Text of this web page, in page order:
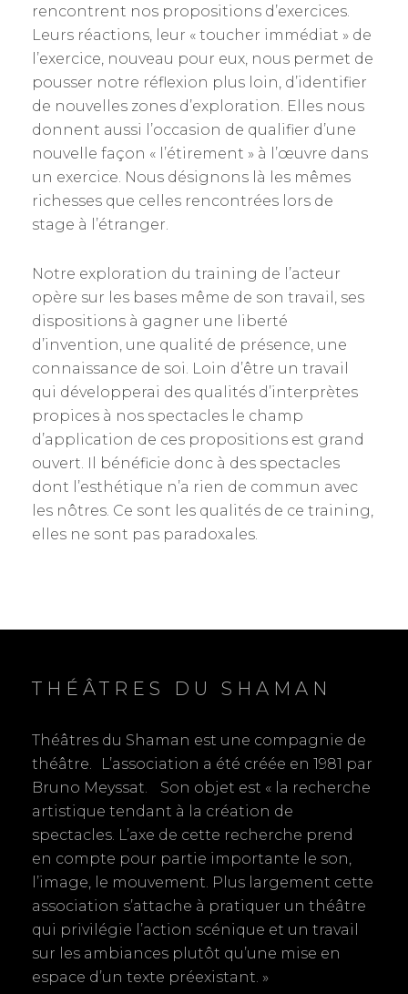
rencontrent nos propositions d’exercices.
Leurs réactions, leur « toucher immédiat » de
l’exercice, nouveau pour eux, nous permet de
pousser notre réflexion plus loin, d’identifier
de nouvelles zones d’exploration. Elles nous
donnent aussi l’occasion de qualifier d’une
nouvelle façon « l’étirement » à l’œuvre dans
un exercice. Nous désignons là les mêmes
richesses que celles rencontrées lors de
stage à l’étranger.
Notre exploration du training de l’acteur
opère sur les bases même de son travail, ses
dispositions à gagner une liberté
d’invention, une qualité de présence, une
connaissance de soi. Loin d’être un travail
qui développerai des qualités d’interprètes
propices à nos spectacles le champ
d’application de ces propositions est grand
ouvert. Il bénéficie donc à des spectacles
dont l’esthétique n’a rien de commun avec
les nôtres. Ce sont les qualités de ce training,
elles ne sont pas paradoxales.
THÉÂTRES DU SHAMAN
Théâtres du Shaman est une compagnie de
théâtre. L’association a été créée en 1981 par
Bruno Meyssat. Son objet est « la recherche
artistique tendant à la création de
spectacles. L’axe de cette recherche prend
en compte pour partie importante le son,
l’image, le mouvement. Plus largement cette
association s’attache à pratiquer un théâtre
qui privilégie l’action scénique et un travail
sur les ambiances plutôt qu’une mise en
espace d’un texte préexistant. »